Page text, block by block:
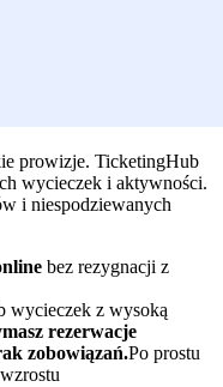
prowizje. TicketingHub
wycieczek i aktywności.
i niespodziewanych
bez rezygnacji z
wycieczek z wysoką
rezerwacje
zobowiązań.Po prostu